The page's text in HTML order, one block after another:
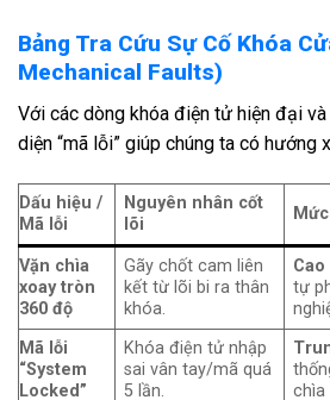
Bảng Tra Cứu Sự Cố Khóa
Mechanical Faults)
Với các dòng khóa điện tử hiện đại
diện “mã lỗi” giúp chúng ta có hướng
Dấu hiệu /
Mã lỗi
Nguyên nhân cốt
lõi
Vặn chìa
xoay tròn
360 độ
Gãy chốt cam liên
kết từ lõi bi ra thân
khóa.
Cao
tự
Mã lỗi
“System
Locked”
Khóa điện tử nhập
sai vân tay/mã quá
5 lần.
chìa